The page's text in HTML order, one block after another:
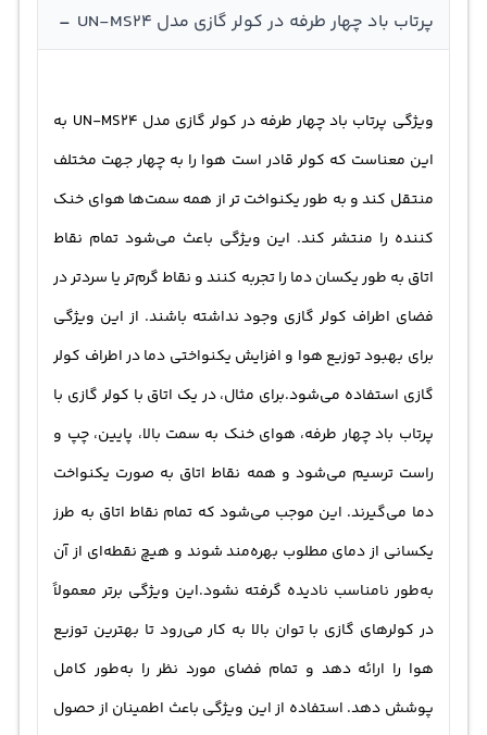
پرتاب باد چهار طرفه در کولر گازی مدل UN-MS24 -
ویژگی پرتاب باد چهار طرفه در کولر گازی مدل UN-MS24 به
این معناست که کولر قادر است هوا را به چهار جهت مختلف
منتقل کند و به طور یکنواخت تر از همه سمت‌ها هوای خنک
کننده را منتشر کند. این ویژگی باعث می‌شود تمام نقاط
اتاق به طور یکسان دما را تجربه کنند و نقاط گرم‌تر یا سردتر در
فضای اطراف کولر گازی وجود نداشته باشند. از این ویژگی
برای بهبود توزیع هوا و افزایش یکنواختی دما در اطراف کولر
گازی استفاده می‌شود.برای مثال، در یک اتاق با کولر گازی با
پرتاب باد چهار طرفه، هوای خنک به سمت بالا، پایین، چپ و
راست ترسیم می‌شود و همه نقاط اتاق به صورت یکنواخت
دما می‌گیرند. این موجب می‌شود که تمام نقاط اتاق به طرز
یکسانی از دمای مطلوب بهره‌مند شوند و هیچ نقطه‌ای از آن
به‌طور نامناسب نادیده گرفته نشود.این ویژگی برتر معمولاً
در کولرهای گازی با توان بالا به کار می‌رود تا بهترین توزیع
هوا را ارائه دهد و تمام فضای مورد نظر را به‌طور کامل
پوشش دهد. استفاده از این ویژگی باعث اطمینان از حصول